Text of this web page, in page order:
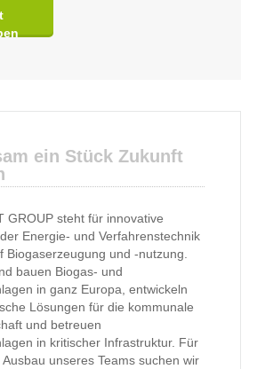
ein Stück Zukunft
GROUP steht für innovative
Energie- und Verfahrenstechnik
Biogaserzeugung und -nutzung.
bauen Biogas- und
in ganz Europa, entwickeln
Lösungen für die kommunale
und betreuen
in kritischer Infrastruktur. Für
unseres Teams suchen wir